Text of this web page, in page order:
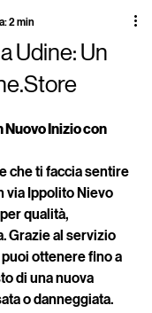
Un
2 min
Inizio con
che ti faccia sentire
via Ippolito Nievo
qualità,
Grazie al servizio
ottenere fino a
di una nuova